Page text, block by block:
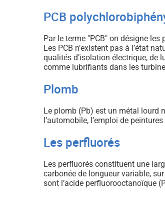
PCB
Par le terme "PCB" on désigne
Les PCB n’existent pas à l’état
qualités d’isolation électrique, de
comme lubrifiants dans les
Plomb
Le plomb (Pb) est un métal lourd
l’automobile, l’emploi de
Les perfluorés
Les perfluorés constituent une
carbonée de longueur variable,
sont l’acide perfluorooctanoïque